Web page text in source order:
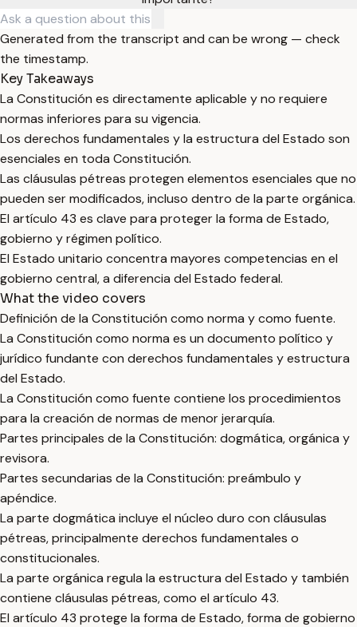
Generated from the transcript and can be wrong — check
the timestamp.
Key Takeaways
La Constitución es directamente aplicable y no requiere
normas inferiores para su vigencia.
Los derechos fundamentales y la estructura del Estado son
esenciales en toda Constitución.
Las cláusulas pétreas protegen elementos esenciales que no
pueden ser modificados, incluso dentro de la parte orgánica.
El artículo 43 es clave para proteger la forma de Estado,
gobierno y régimen político.
El Estado unitario concentra mayores competencias en el
gobierno central, a diferencia del Estado federal.
What the video covers
Definición de la Constitución como norma y como fuente.
La Constitución como norma es un documento político y
jurídico fundante con derechos fundamentales y estructura
del Estado.
La Constitución como fuente contiene los procedimientos
para la creación de normas de menor jerarquía.
Partes principales de la Constitución: dogmática, orgánica y
revisora.
Partes secundarias de la Constitución: preámbulo y
apéndice.
La parte dogmática incluye el núcleo duro con cláusulas
pétreas, principalmente derechos fundamentales o
constitucionales.
La parte orgánica regula la estructura del Estado y también
contiene cláusulas pétreas, como el artículo 43.
El artículo 43 protege la forma de Estado, forma de gobierno